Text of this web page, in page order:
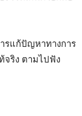
รแก้ปัญหาทางการ
จริง ตามไปฟัง